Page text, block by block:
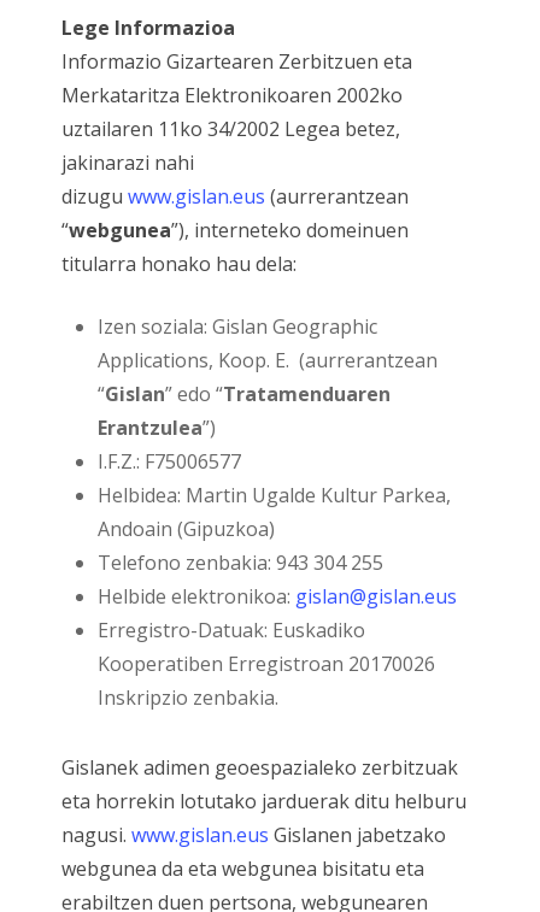
Lege Informazioa
Informazio Gizartearen Zerbitzuen eta
Merkataritza Elektronikoaren 2002ko
uztailaren 11ko 34/2002 Legea betez,
jakinarazi nahi
dizugu www.gislan.eus (aurrerantzean
“webgunea”), interneteko domeinuen
titularra honako hau dela:
Izen soziala: Gislan Geographic
Applications, Koop. E. (aurrerantzean
“Gislan” edo “Tratamenduaren
Erantzulea”)
I.F.Z.: F75006577
Helbidea: Martin Ugalde Kultur Parkea,
Andoain (Gipuzkoa)
Telefono zenbakia: 943 304 255
Helbide elektronikoa: gislan@gislan.eus
Erregistro-Datuak: Euskadiko
Kooperatiben Erregistroan 20170026
Inskripzio zenbakia.
Gislanek adimen geoespazialeko zerbitzuak
eta horrekin lotutako jarduerak ditu helburu
nagusi. www.gislan.eus Gislanen jabetzako
webgunea da eta webgunea bisitatu eta
erabiltzen duen pertsona, webgunearen